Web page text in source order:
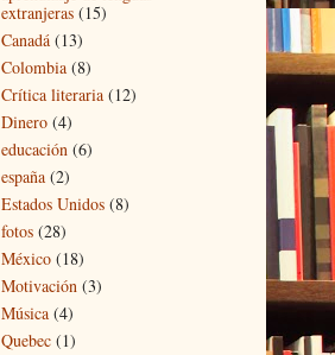
extranjeras (15)
Canadá (13)
Colombia (8)
Crítica literaria (12)
Dinero (4)
educación (6)
españa (2)
Estados Unidos (8)
fotos (28)
México (18)
Motivación (3)
Música (4)
Quebec (1)